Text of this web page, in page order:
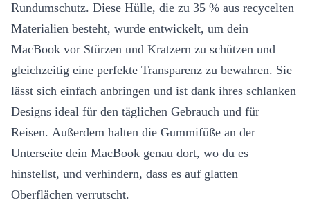
Rundumschutz. Diese Hülle, die zu 35 % aus recycelten
Materialien besteht, wurde entwickelt, um dein
MacBook vor Stürzen und Kratzern zu schützen und
gleichzeitig eine perfekte Transparenz zu bewahren. Sie
lässt sich einfach anbringen und ist dank ihres schlanken
Designs ideal für den täglichen Gebrauch und für
Reisen. Außerdem halten die Gummifüße an der
Unterseite dein MacBook genau dort, wo du es
hinstellst, und verhindern, dass es auf glatten
Oberflächen verrutscht.